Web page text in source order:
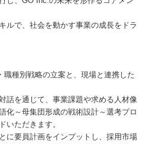
ルで、社会を動かす事業の成長をドラ
種別戦略の立案と、現場と連携した
話を通じて、事業課題や求める人材像
化～母集団形成の戦術設計～選考プロ
いただきます。
に要員計画をインプットし、採用市場